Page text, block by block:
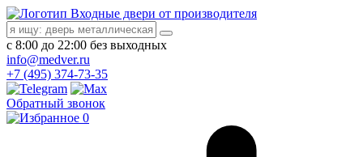
Входные двери от производителя
с 8:00 до 22:00 без выходных
info@medver.ru
+7 (495) 374-73-35
Обратный звонок
0